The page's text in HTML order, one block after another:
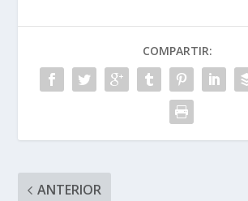
COMPARTIR:
ANTERIOR